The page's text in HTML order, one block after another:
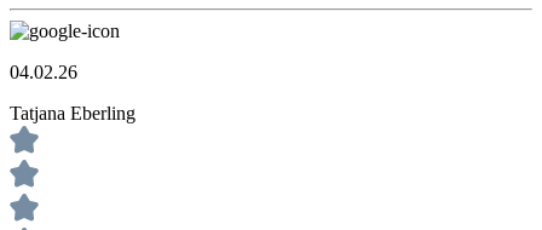
04.02.26
Tatjana Eberling